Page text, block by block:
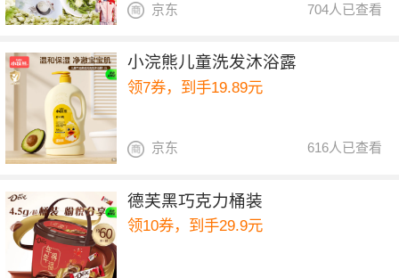
704人已查看
京东
小浣熊儿童洗发沐浴露
领7券，到手19.89元
616人已查看
京东
德芙黑巧克力桶装
领10券，到手29.9元